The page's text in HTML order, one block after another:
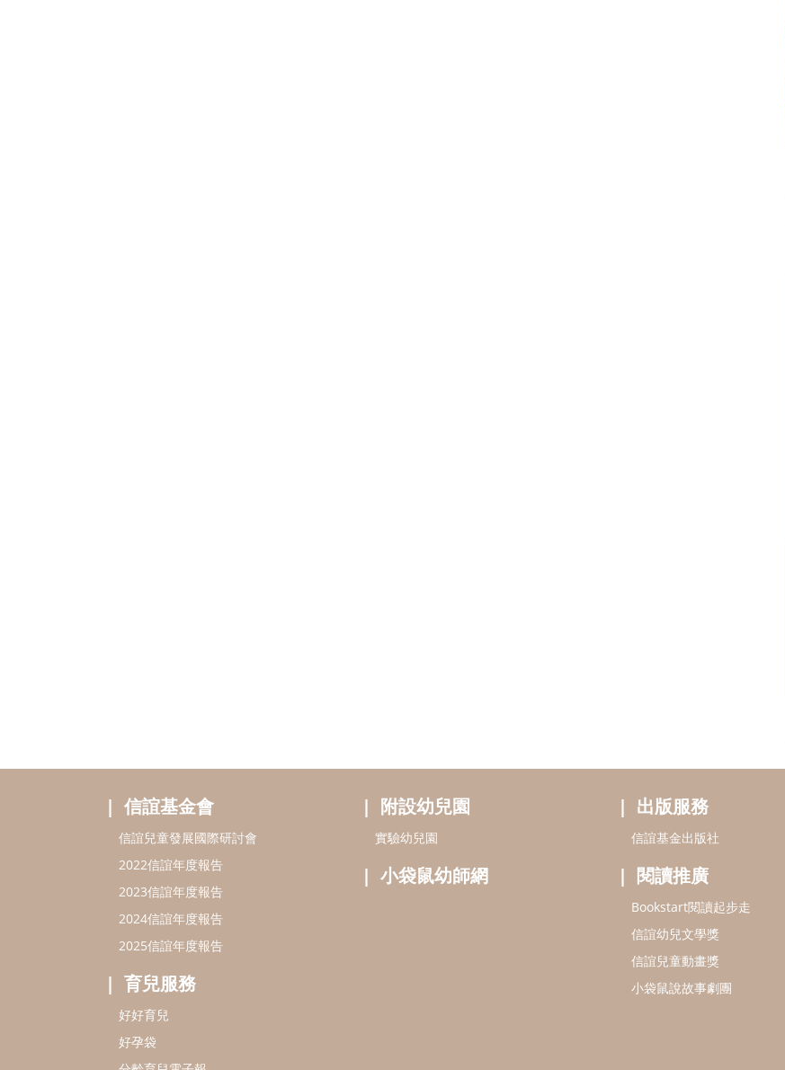
信誼基金會
信誼兒童發展國際研討會
2022信誼年度報告
2023信誼年度報告
2024信誼年度報告
2025信誼年度報告
育兒服務
好好育兒
好孕袋
附設幼兒園
實驗幼兒園
小袋鼠幼師網
出版服務
信誼基金出版社
閱讀推廣
Bookstart閱讀起步走
信誼幼兒文學獎
信誼兒童動畫獎
小袋鼠說故事劇團